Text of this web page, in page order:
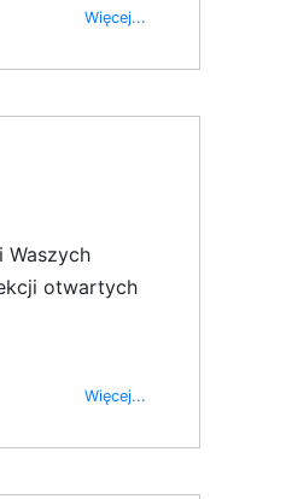
Więcej...
Waszych
otwartych
Więcej...